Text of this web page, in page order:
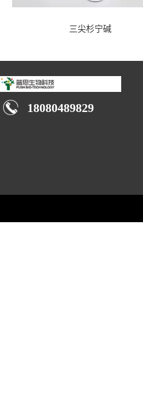
三尖杉宁碱
18080489829